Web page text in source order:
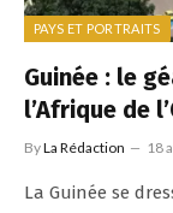
PAYS ET PORTRAITS
Guinée : le
l’Afrique de
ByLa Rédaction 18
La Guinée se